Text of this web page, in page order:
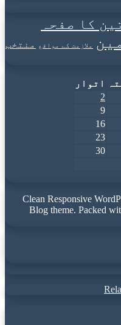
کا صفحہ
ملازمت کے مواقع
منتخب
اتوار
2
9
16
23
30
Clean Responsive
Blog theme. Packed